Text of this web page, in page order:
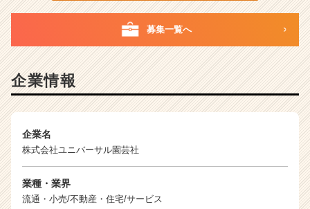
募集一覧へ
企業情報
企業名
株式会社ユニバーサル園芸社
業種・業界
流通・小売/不動産・住宅/サービス